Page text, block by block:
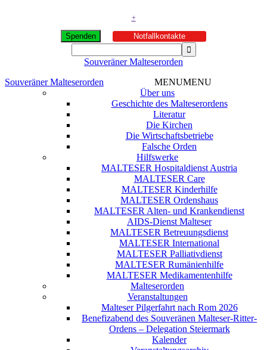
+
Spenden Notfallkontakte
Souveräner Malteserorden
Souveräner Malteserorden
MENUMENU
Über uns
Geschichte des Malteserordens
Literatur
Die Kirchen
Die Wirtschaftsbetriebe
Falsche Orden
Hilfswerke
MALTESER Hospitaldienst Austria
MALTESER Care
MALTESER Kinderhilfe
MALTESER Ordenshaus
MALTESER Alten- und Krankendienst
AIDS-Dienst Malteser
MALTESER Betreuungsdienst
MALTESER International
MALTESER Palliativdienst
MALTESER Rumänienhilfe
MALTESER Medikamentenhilfe
Malteserorden
Veranstaltungen
Malteser Pilgerfahrt nach Rom 2026
Benefizabend des Souveränen Malteser-Ritter-
Ordens – Delegation Steiermark
Kalender